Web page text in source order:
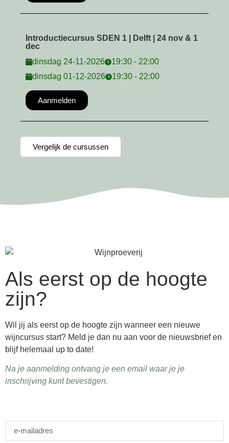
Introductiecursus SDEN 1 | Delft | 24 nov & 1
dec
dinsdag 24-11-2026
19:30 - 22:00
dinsdag 01-12-2026
19:30 - 22:00
Aanmelden
Vergelijk de cursussen
Als eerst op de hoogte
zijn?
Wil jij als eerst op de hoogte zijn wanneer een nieuwe
wijncursus start? Meld je dan nu aan voor de nieuwsbrief en
blijf helemaal up to date!
Na je aanmelding ontvang je een email waar je je
inschrijving kunt bevestigen.